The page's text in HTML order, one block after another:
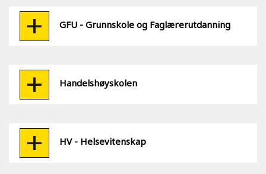
GFU - Grunnskole og Faglærerutdanning
Handelshøyskolen
HV - Helsevitenskap